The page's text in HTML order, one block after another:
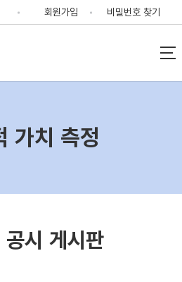
회원가입 비밀번호 찾기
가치 측정
공시 게시판